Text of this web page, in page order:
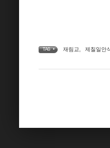
TAG • 재림교 제칠일안